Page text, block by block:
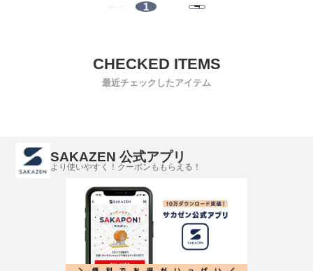
1
最近チェックしたアイテム
SAKAZEN 公式アプリ
より使いやすく！クーポンももらえる！